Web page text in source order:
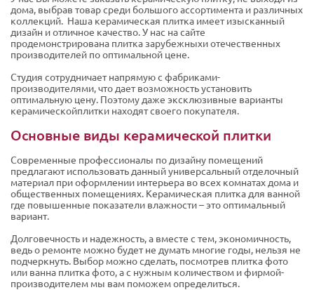
дома, выбрав товар среди большого ассортимента и различных
коллекций. Наша керамическая плитка имеет изысканный
дизайн и отличное качество. У нас на сайте
продемонстрирована плитка зарубежныхи отечественных
производителей по оптимальной цене.
Студия сотрудничает напрямую с фабриками-
производителями, что дает возможность установить
оптимальную цену. Поэтому даже эксклюзивные варианты
керамическойплитки находят своего покупателя.
Основные виды керамической плитки
Современные профессионалы по дизайну помещений
предлагают использовать данный универсальный отделочный
материал при оформлении интерьера во всех комнатах дома и
общественных помещениях. Керамическая плитка для ванной
где повышенные показатели влажности – это оптимальный
вариант.
Долговечность и надежность, а вместе с тем, экономичность,
ведь о ремонте можно будет не думать многие годы, нельзя не
подчеркнуть. Выбор можно сделать, посмотрев плитка фото
или ванна плитка фото, а с нужным количеством и фирмой-
производителем мы вам поможем определиться.